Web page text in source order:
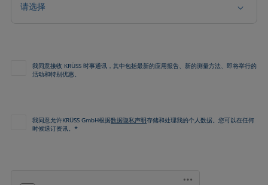
请选择
我同意接收 KRÜSS 时事通讯，其中包括最新的应用报告、新的测量方法、即将举行的
活动和特别优惠。
我同意允许KRÜSS GmbH根据数据隐私声明存储和处理我的个人数据。您可以在任何
时候退订资讯。*